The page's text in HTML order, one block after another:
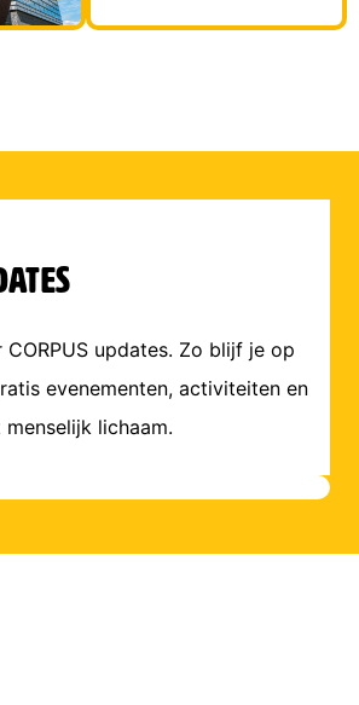
updates. Zo blijf je op
evenementen, activiteiten en
lichaam.